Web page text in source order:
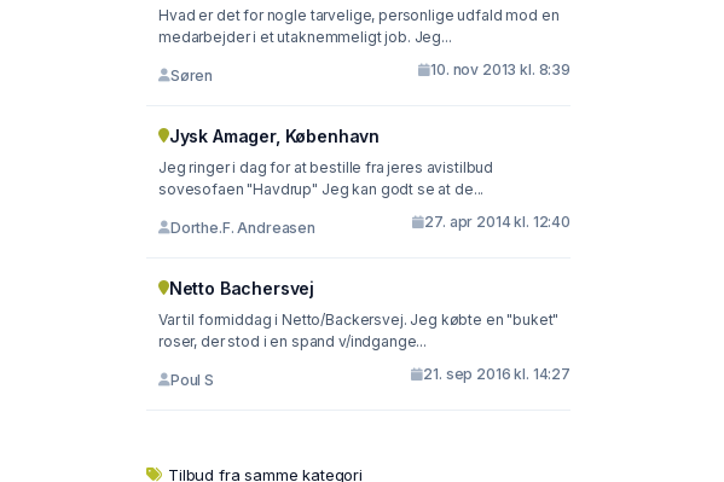
Hvad er det for nogle tarvelige, personlige udfald mod en
medarbejder i et utaknemmeligt job. Jeg...
Søren 10. nov 2013 kl. 8:39
Jysk Amager, København
Jeg ringer i dag for at bestille fra jeres avistilbud
sovesofaen "Havdrup" Jeg kan godt se at de...
Dorthe.F. Andreasen 27. apr 2014 kl. 12:40
Netto Bachersvej
Var til formiddag i Netto/Backersvej. Jeg købte en "buket"
roser, der stod i en spand v/indgange...
Poul S 21. sep 2016 kl. 14:27
Tilbud fra samme kategori